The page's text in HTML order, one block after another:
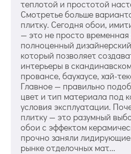
теплотой и простотой
Смотретье больше
плитку. Сегодня обои,
— это не просто
полноценный
который позволяет
интерьеры в
провансе, баухаусе, хай-
Главное — правильно
цвет и тип материала под
условия эксплуатации.
плитку — это разумный
обои с эффектом
прочно заняли
рынке отделочных мат...